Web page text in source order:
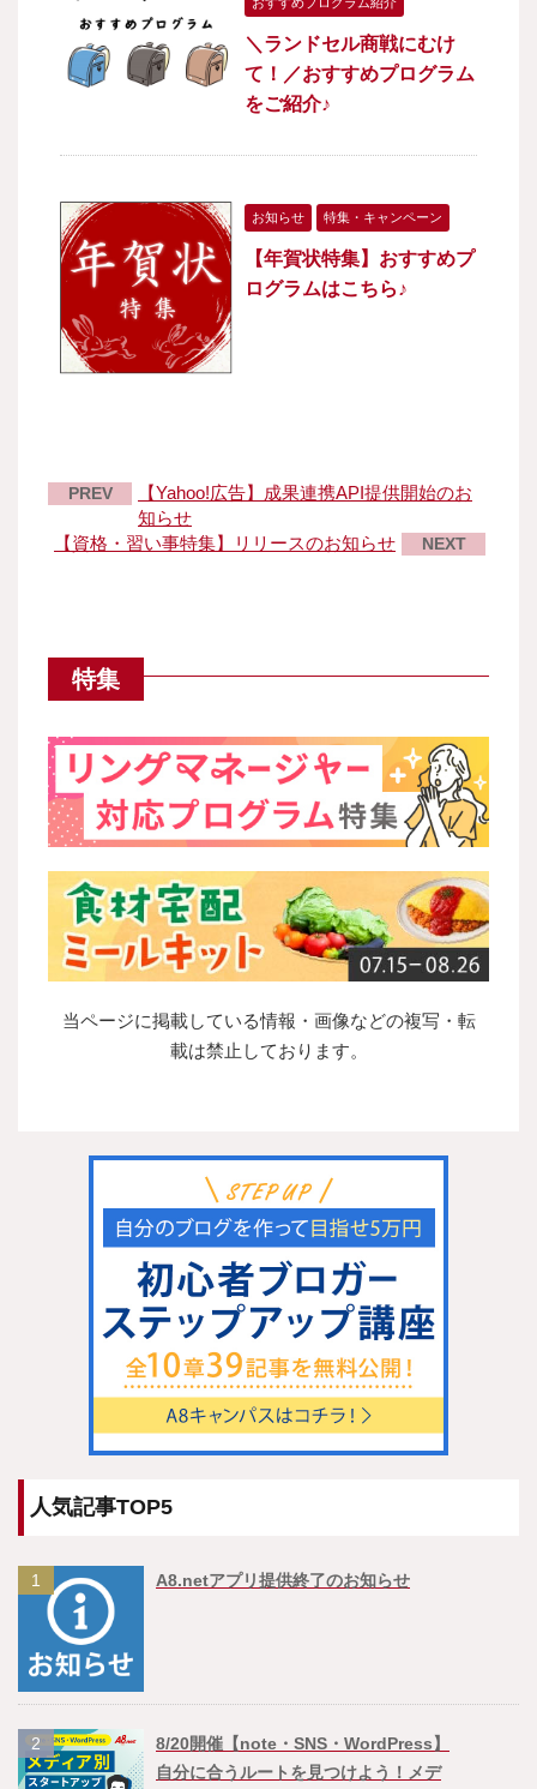
＼ランドセル商戦にむけ
て！／おすすめプログラム
をご紹介♪
お知らせ 特集・キャンペーン
【年賀状特集】おすすめプ
ログラムはこちら♪
PREV
【Yahoo!広告】成果連携API提供開始のお
知らせ
【資格・習い事特集】リリースのお知らせ
NEXT
特集
当ページに掲載している情報・画像などの複写・転
載は禁止しております。
人気記事TOP5
1 A8.netアプリ提供終了のお知らせ
2
8/20開催【note・SNS・WordPress】
自分に合うルートを見つけよう！メデ